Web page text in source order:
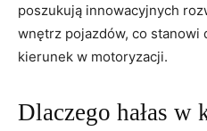
poszukują innowacyjnych
wnętrz pojazdów, co stanowi
kierunek w motoryzacji.
Dlaczego hałas​ w